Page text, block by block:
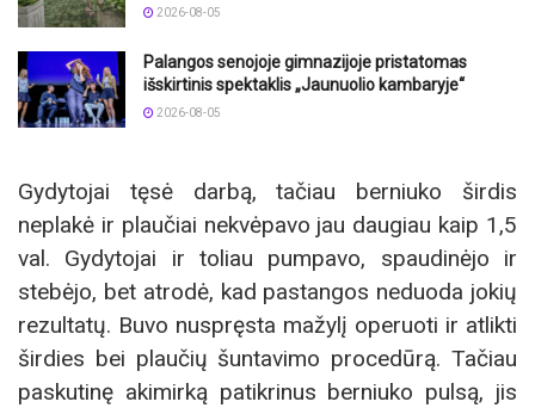
2026-08-05
Palangos senojoje gimnazijoje pristatomas
išskirtinis spektaklis „Jaunuolio kambaryje“
2026-08-05
Gydytojai tęsė darbą, tačiau berniuko širdis
neplakė ir plaučiai nekvėpavo jau daugiau kaip 1,5
val. Gydytojai ir toliau pumpavo, spaudinėjo ir
stebėjo, bet atrodė, kad pastangos neduoda jokių
rezultatų. Buvo nuspręsta mažylį operuoti ir atlikti
širdies bei plaučių šuntavimo procedūrą. Tačiau
paskutinę akimirką patikrinus berniuko pulsą, jis